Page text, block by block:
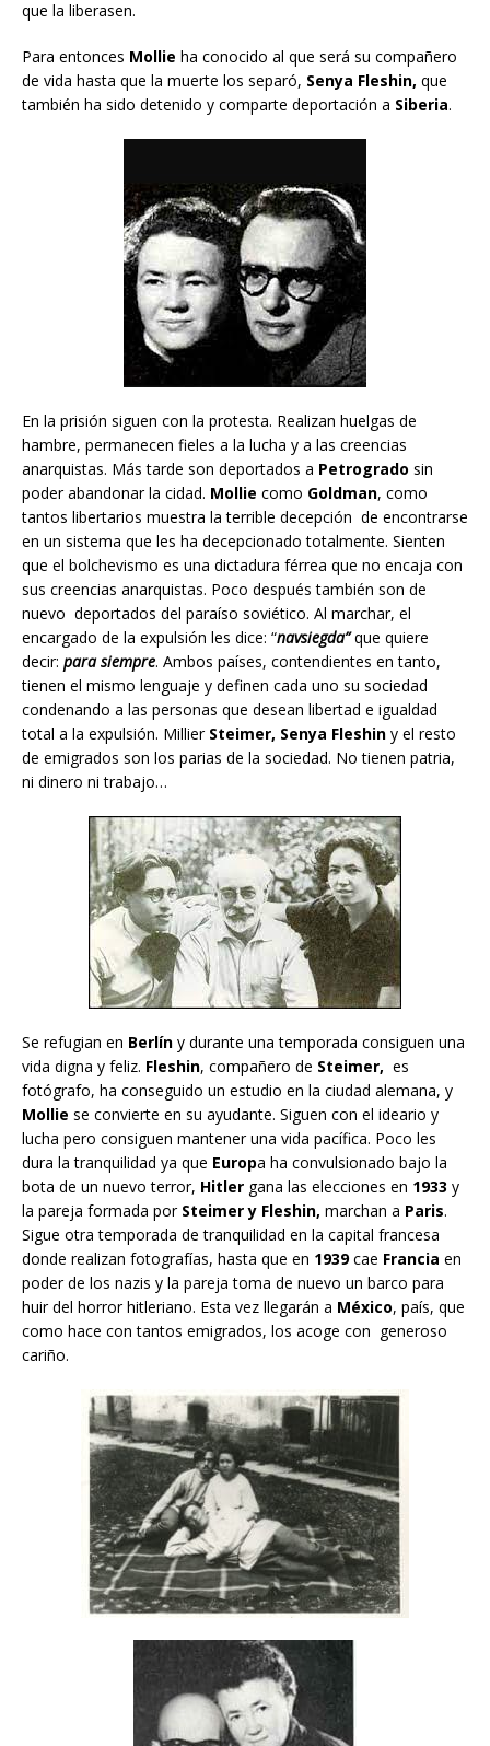
que la liberasen.
Para entonces Mollie ha conocido al que será su compañero
de vida hasta que la muerte los separó, Senya Fleshin, que
también ha sido detenido y comparte deportación a Siberia.
En la prisión siguen con la protesta. Realizan huelgas de
hambre, permanecen fieles a la lucha y a las creencias
anarquistas. Más tarde son deportados a Petrogrado sin
poder abandonar la cidad. Mollie como Goldman, como
tantos libertarios muestra la terrible decepción de encontrarse
en un sistema que les ha decepcionado totalmente. Sienten
que el bolchevismo es una dictadura férrea que no encaja con
sus creencias anarquistas. Poco después también son de
nuevo deportados del paraíso soviético. Al marchar, el
encargado de la expulsión les dice: “navsiegda”que quiere
decir: para siempre. Ambos países, contendientes en tanto,
tienen el mismo lenguaje y definen cada uno su sociedad
condenando a las personas que desean libertad e igualdad
total a la expulsión. Millier Steimer, Senya Fleshin y el resto
de emigrados son los parias de la sociedad. No tienen patria,
ni dinero ni trabajo…
Se refugian en Berlín y durante una temporada consiguen una
vida digna y feliz. Fleshin, compañero de Steimer, es
fotógrafo, ha conseguido un estudio en la ciudad alemana, y
Mollie se convierte en su ayudante. Siguen con el ideario y
lucha pero consiguen mantener una vida pacífica. Poco les
dura la tranquilidad ya que Europa ha convulsionado bajo la
bota de un nuevo terror, Hitler gana las elecciones en 1933 y
la pareja formada por Steimer y Fleshin, marchan a Paris.
Sigue otra temporada de tranquilidad en la capital francesa
donde realizan fotografías, hasta que en 1939cae Francia en
poder de los nazis y la pareja toma de nuevo un barco para
huir del horror hitleriano. Esta vez llegarán a México, país, que
como hace con tantos emigrados, los acoge con generoso
cariño.